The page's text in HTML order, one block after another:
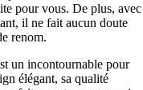
pour vous. De plus, avec
il ne fait aucun doute
renom.
un incontournable pour
élégant, sa qualité